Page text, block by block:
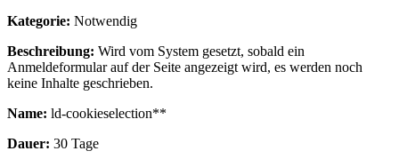
Kategorie: Notwendig
Beschreibung: Wird vom System gesetzt, sobald ein
Anmeldeformular auf der Seite angezeigt wird, es werden noch
keine Inhalte geschrieben.
Name: ld-cookieselection**
Dauer: 30 Tage